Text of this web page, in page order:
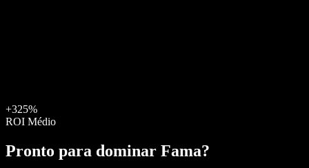
+325%
ROI Médio
Pronto para dominar Fama?